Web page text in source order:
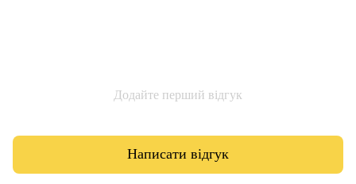
Додайте перший відгук
Написати відгук